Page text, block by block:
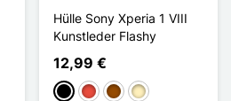
Hülle Sony Xperia 1 VIII
Kunstleder Flashy
12,99 €
Schwarz
Rot BraunGolden